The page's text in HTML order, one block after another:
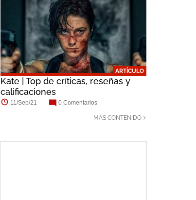
ARTÍCULO
Kate | Top de críticas, reseñas y
calificaciones
11/Sep/21 0 Comentarios
MÁS CONTENIDO